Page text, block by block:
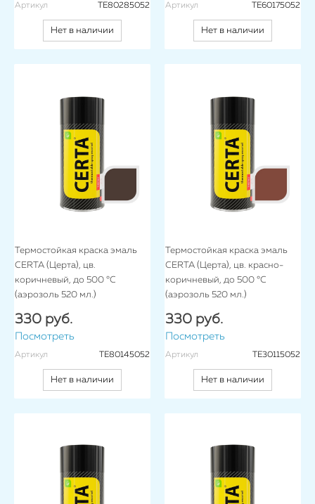
Артикул TE80285052
Нет в наличии
Артикул TE60175052
Нет в наличии
Термостойкая краска эмаль
CERTA (Церта), цв.
коричневый, до 500 °C
(аэрозоль 520 мл.)
330 руб.
Посмотреть
Артикул TE80145052
Нет в наличии
Термостойкая краска эмаль
CERTA (Церта), цв. красно-
коричневый, до 500 °C
(аэрозоль 520 мл.)
330 руб.
Посмотреть
Артикул TE30115052
Нет в наличии